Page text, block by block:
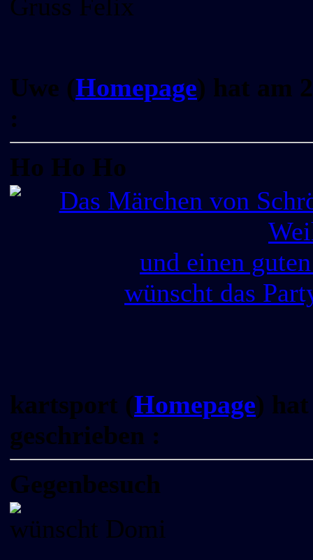
Gruss Felix
Uwe (Homepage) hat am
:
Ho Ho Ho
und einen
wünscht das
kartsport (Homepage) hat
geschrieben :
Gegenbesuch
wünscht Domi